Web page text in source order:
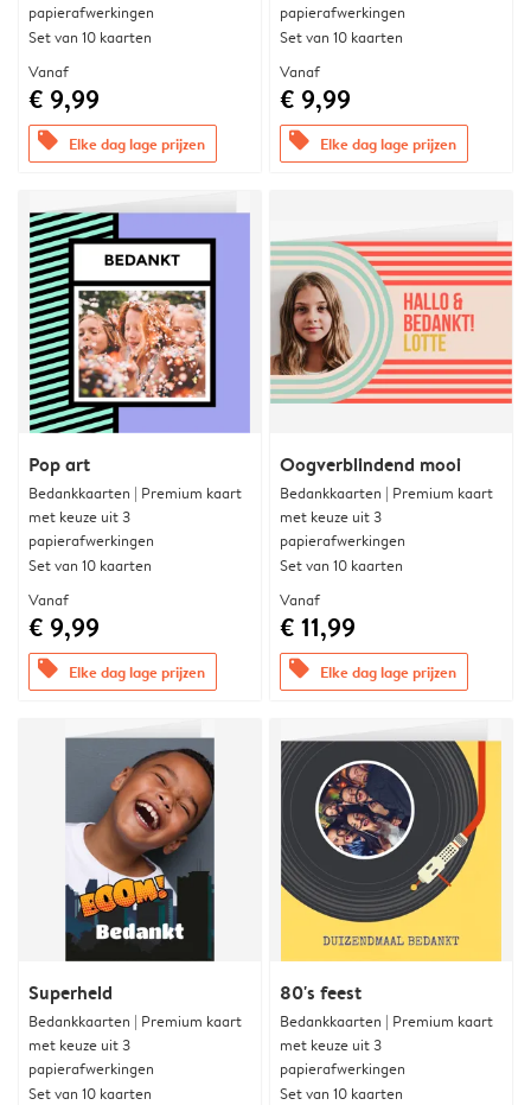
papierafwerkingen
Set van 10 kaarten
Vanaf
€ 9,99
offers Elke dag lage prijzen
papierafwerkingen
Set van 10 kaarten
Vanaf
€ 9,99
offers Elke dag lage prijzen
Pop art
Bedankkaarten | Premium kaart
met keuze uit 3
papierafwerkingen
Set van 10 kaarten
Vanaf
€ 9,99
offers Elke dag lage prijzen
Oogverblindend mooi
Bedankkaarten | Premium kaart
met keuze uit 3
papierafwerkingen
Set van 10 kaarten
Vanaf
€ 11,99
offers Elke dag lage prijzen
Superheld
Bedankkaarten | Premium kaart
met keuze uit 3
papierafwerkingen
Set van 10 kaarten
80's feest
Bedankkaarten | Premium kaart
met keuze uit 3
papierafwerkingen
Set van 10 kaarten